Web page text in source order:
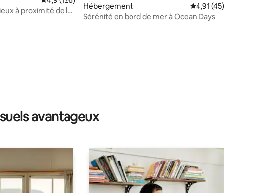
22 commentaires : 4,91 sur 5
à proximité de la
Hébergement Évaluation moyenne
4,91 (45)
Sérénité en bord de mer à Ocean Days
avantageux